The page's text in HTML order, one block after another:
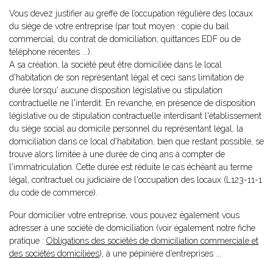
Vous devez justifier au greffe de l’occupation régulière des locaux
du siège de votre entreprise (par tout moyen : copie du bail
commercial, du contrat de domiciliation, quittances EDF ou de
téléphone récentes ...).
A sa création, la société peut être domiciliée dans le local
d'habitation de son représentant légal et ceci sans limitation de
durée lorsqu' aucune disposition législative ou stipulation
contractuelle ne l'interdit. En revanche, en présence de disposition
législative ou de stipulation contractuelle interdisant l'établissement
du siège social au domicile personnel du représentant légal, la
domiciliation dans ce local d'habitation, bien que restant possible, se
trouve alors limitée à une durée de cinq ans à compter de
l'immatriculation. Cette durée est réduite le cas échéant au terme
légal, contractuel ou judiciaire de l'occupation des locaux (L123-11-1
du code de commerce).
Pour domicilier votre entreprise, vous pouvez également vous
adresser à une société de domiciliation (voir également notre fiche
pratique : Obligations des sociétés de domiciliation commerciale et
des sociétés domiciliées), à une pépinière d’entreprises ...